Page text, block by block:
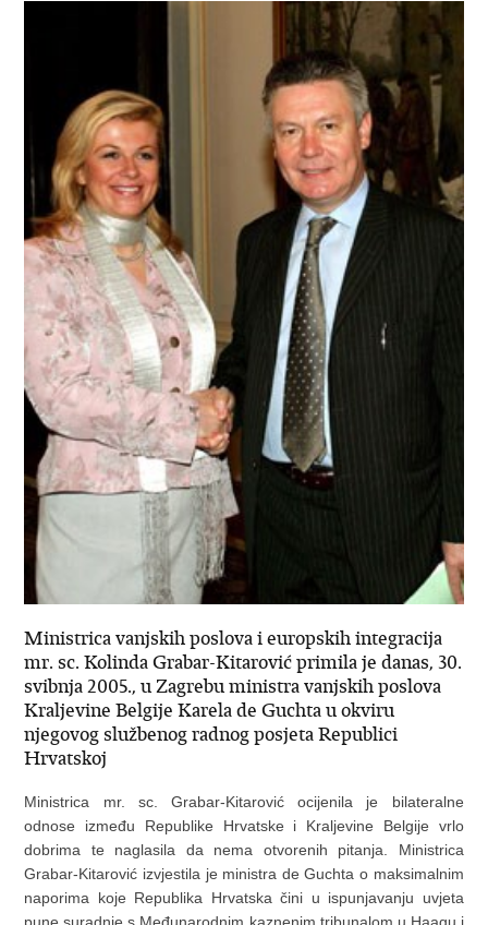
Ministrica vanjskih poslova i europskih integracija
mr. sc. Kolinda Grabar-Kitarović primila je danas, 30.
svibnja 2005., u Zagrebu ministra vanjskih poslova
Kraljevine Belgije Karela de Guchta u okviru
njegovog službenog radnog posjeta Republici
Hrvatskoj
Ministrica mr. sc. Grabar-Kitarović ocijenila je bilateralne
odnose između Republike Hrvatske i Kraljevine Belgije vrlo
dobrima te naglasila da nema otvorenih pitanja. Ministrica
Grabar-Kitarović izvjestila je ministra de Guchta o maksimalnim
naporima koje Republika Hrvatska čini u ispunjavanju uvjeta